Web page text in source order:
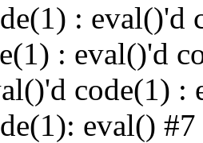
: eval()'d
: eval()'d
code(1) :
eval() #7